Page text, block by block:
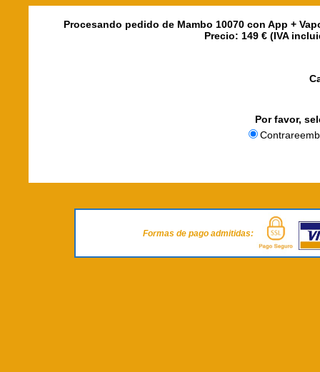
Procesando pedido de Mambo 10070 con App +
Precio: 149 € (IVA
Por favor,
Formas de pago admitidas: